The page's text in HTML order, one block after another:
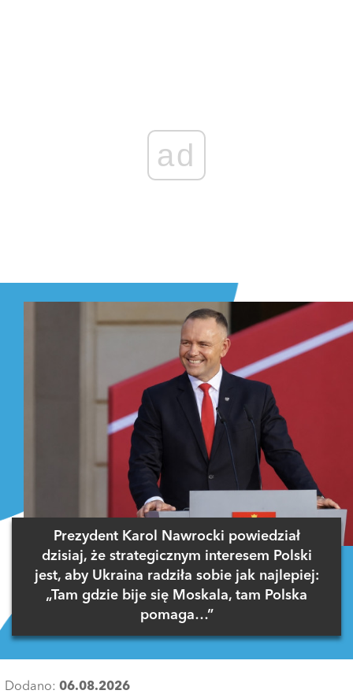
ad
Prezydent Karol Nawrocki powiedział
dzisiaj, że strategicznym interesem Polski
jest, aby Ukraina radziła sobie jak najlepiej:
„Tam gdzie bije się Moskala, tam Polska
pomaga…”
Dodano: 06.08.2026